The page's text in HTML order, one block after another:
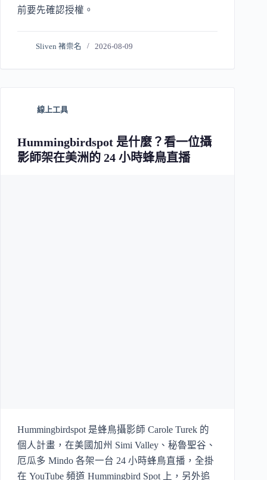
前要先確認授權。
Sliven 褚崇名 2026-08-09
線上工具
Hummingbirdspot 是什麼？看一位攝
影師架在美洲的 24 小時蜂鳥直播
Hummingbirdspot 是蜂鳥攝影師 Carole Turek 的
個人計畫，在美國加州 Simi Valley、秘魯聖谷、
厄瓜多 Mindo 各架一台 24 小時蜂鳥直播，全掛
在 YouTube 頻道 Hummingbird Spot 上，另外追